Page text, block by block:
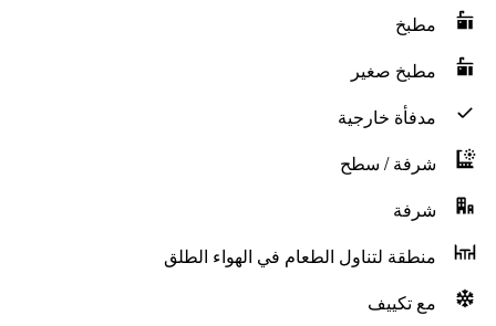
مطبخ
مطبخ صغير
مدفأة خارجية
شرفة / سطح
شرفة
منطقة لتناول الطعام في الهواء الطلق
مع تكييف